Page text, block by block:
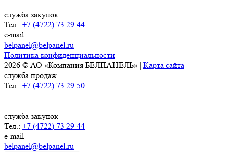
служба закупок
Тел.: +7 (4722) 73 29 44
e-mail
belpanel@belpanel.ru
Политика конфиденциальности
2026 © АО «Компания БЕЛПАНЕЛЬ» | Карта сайта
служба продаж
Тел.: +7 (4722) 73 29 50
|
служба закупок
Тел.: +7 (4722) 73 29 44
e-mail
belpanel@belpanel.ru